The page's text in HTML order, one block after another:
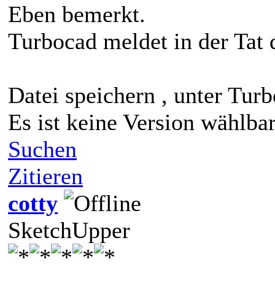
Eben bemerkt.
Turbocad meldet in der Tat
Datei speichern , unter
Es ist keine Version
Suchen
Zitieren
cotty
SketchUpper